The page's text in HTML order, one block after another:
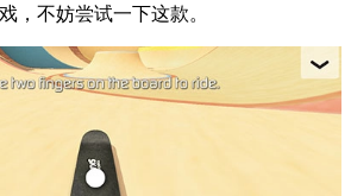
，不妨尝试一下这款。